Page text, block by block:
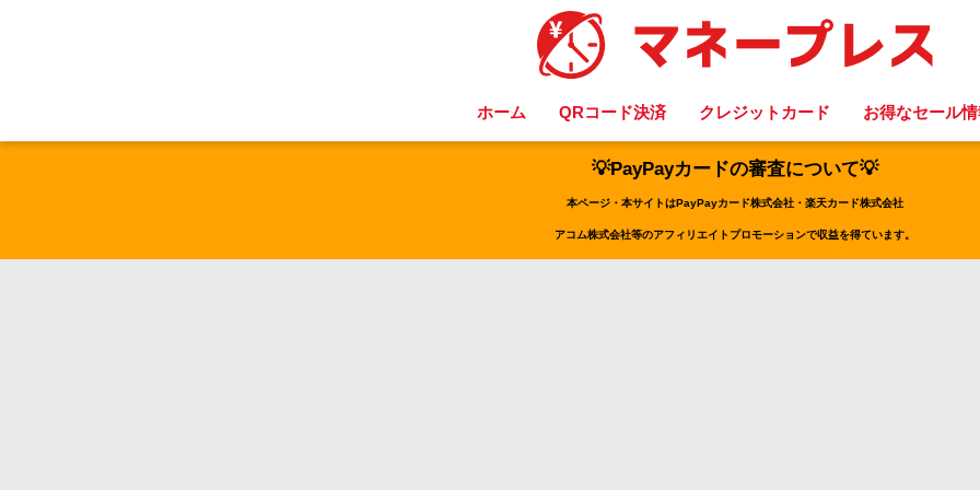
ホーム QRコード決済 クレジットカード お得なセール
💡PayPayカードの審査について💡
本ページ・本サイトはPayPayカード株式会社・楽天カード株式会社
アコム株式会社等のアフィリエイトプロモーションで収益を得ています。